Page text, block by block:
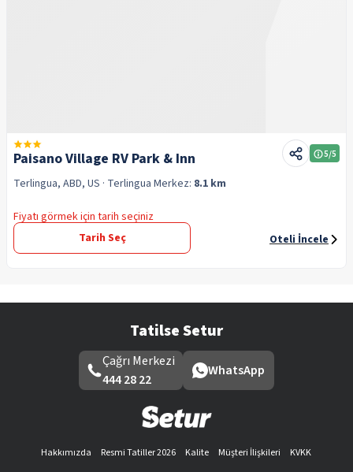
Paisano Village RV Park & Inn 5/5
Terlingua, ABD, US · Terlingua Merkez: 8.1 km
Fiyatı görmek için tarih seçiniz
Tarih Seç
Oteli İncele
Tatilse Setur
Çağrı Merkezi
444 28 22
WhatsApp
Hakkımızda Resmi Tatiller 2026 Kalite Müşteri İlişkileri
KVKK